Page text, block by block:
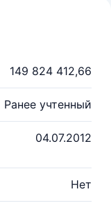
149 824 412,66
Ранее учтенный
04.07.2012
Нет